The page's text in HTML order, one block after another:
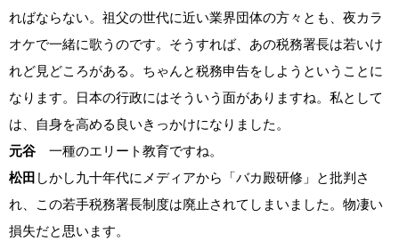
ればならない。祖父の世代に近い業界団体の方々とも、夜カラ
オケで一緒に歌うのです。そうすれば、あの税務署長は若いけ
れど見どころがある。ちゃんと税務申告をしようということに
なります。日本の行政にはそういう面がありますね。私として
は、自身を高める良いきっかけになりました。
元谷 一種のエリート教育ですね。
松田 しかし九十年代にメディアから「バカ殿研修」と批判さ
れ、この若手税務署長制度は廃止されてしまいました。物凄い
損失だと思います。